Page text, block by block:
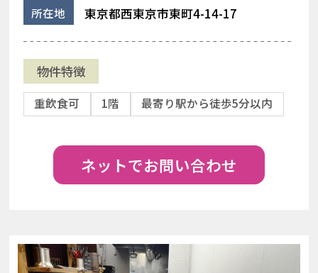
所在地 東京都西東京市東町4-14-17
物件特徴
重飲食可 1階 最寄り駅から徒歩5分以内
ネットでお問い合わせ